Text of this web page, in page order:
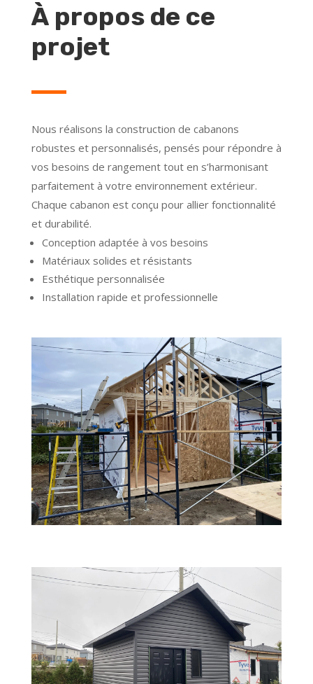
À propos de ce
projet
Nous réalisons la construction de cabanons
robustes et personnalisés, pensés pour répondre à
vos besoins de rangement tout en s’harmonisant
parfaitement à votre environnement extérieur.
Chaque cabanon est conçu pour allier fonctionnalité
et durabilité.
Conception adaptée à vos besoins
Matériaux solides et résistants
Esthétique personnalisée
Installation rapide et professionnelle